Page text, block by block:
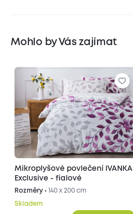
Mohlo by Vás zajímat
Mikroplyšové povlečení IVANKA
Exclusive - fialové
Rozměry • 140 x 200 cm
Skladem